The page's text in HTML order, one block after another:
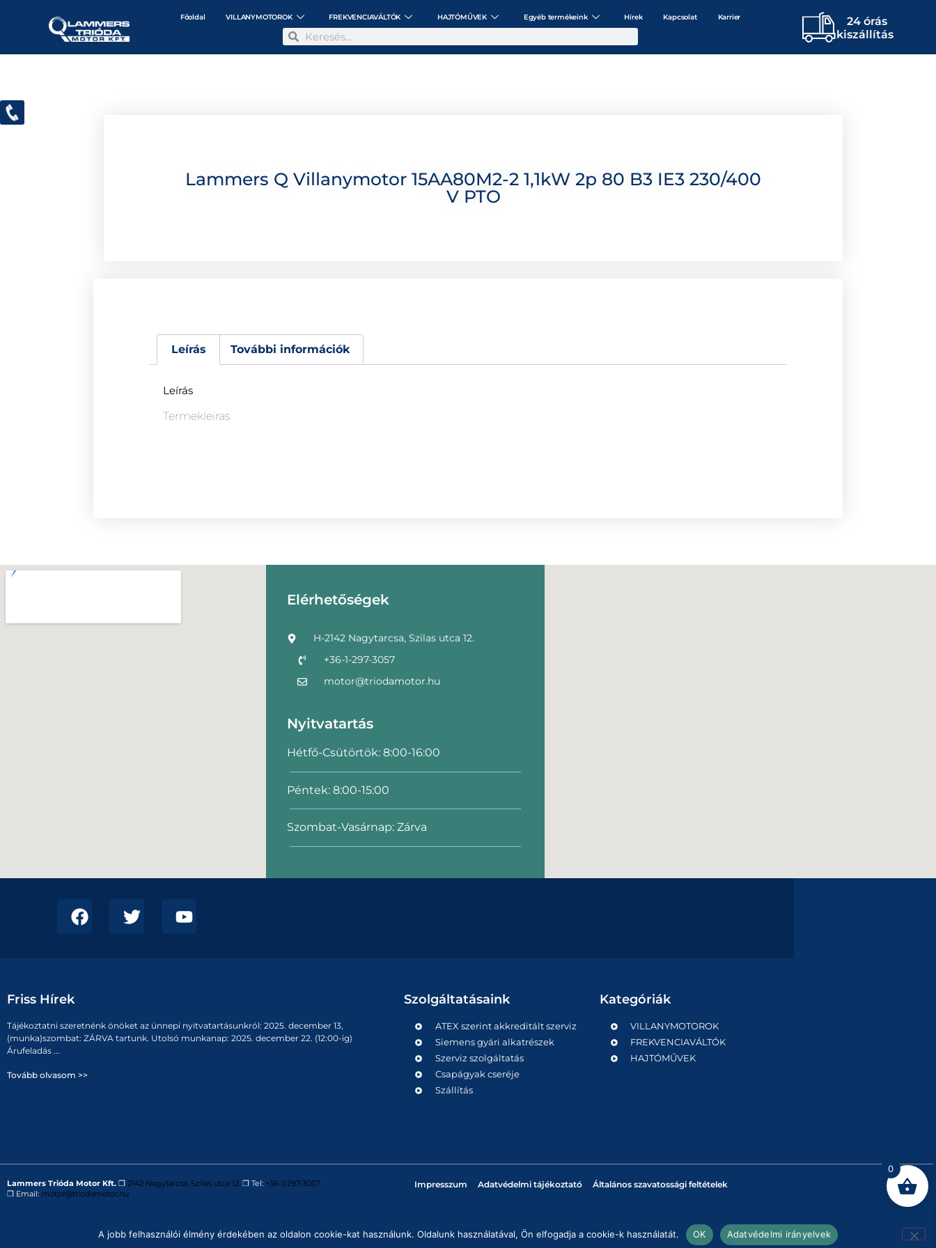
Főoldal VILLANYMOTOROK FREKVENCIAVÁLTÓK HAJTÓMŰVEK Egyéb termékeink Hírek Kapcsolat Karrier
24 órás
kiszállítás
Lammers Q Villanymotor 15AA80M2-2 1,1kW 2p 80 B3 IE3 230/400
V PTO
Leírás További információk
Leírás
Termekleiras
Elérhetőségek
H-2142 Nagytarcsa, Szilas utca 12.
+36-1-297-3057
motor@triodamotor.hu
Nyitvatartás
Hétfő-Csütörtök: 8:00-16:00
Péntek: 8:00-15:00
Szombat-Vasárnap: Zárva
Friss Hírek
Tájékoztatni szeretnénk önöket az ünnepi nyitvatartásunkról: 2025. december 13,
(munka)szombat: ZÁRVA tartunk. Utolsó munkanap: 2025. december 22. (12:00-ig)
Árufeladás ...
Tovább olvasom >>
Szolgáltatásaink
ATEX szerint akkreditált szerviz
Siemens gyári alkatrészek
Szerviz szolgáltatás
Csapágyak cseréje
Szállítás
Kategóriák
VILLANYMOTOROK
FREKVENCIAVÁLTÓK
HAJTÓMŰVEK
Lammers Trióda Motor Kft. ❒ 2142 Nagytarcsa, Szilas utca 12. ❒ Tel: +36-1/297-3057
❒ Email: motor@triodamotor.hu
Impresszum Adatvédelmi tájékoztató Általános szavatossági feltételek
0
A jobb felhasználói élmény érdekében az oldalon cookie-kat használunk. Oldalunk használatával, Ön elfogadja a cookie-k használatát. OK Adatvédelmi irányelvek